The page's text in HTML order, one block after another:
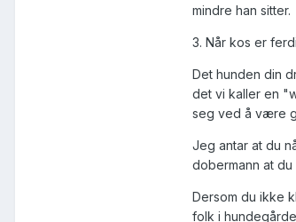
mindre han sitter.
3. Når kos er
Det hunden din
det vi kaller en
seg ved å være
Jeg antar at du
dobermann at
Dersom du ikke
folk i